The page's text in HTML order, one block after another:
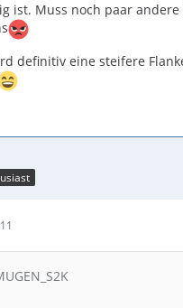
ist. Muss noch paar andere
definitiv eine steifere